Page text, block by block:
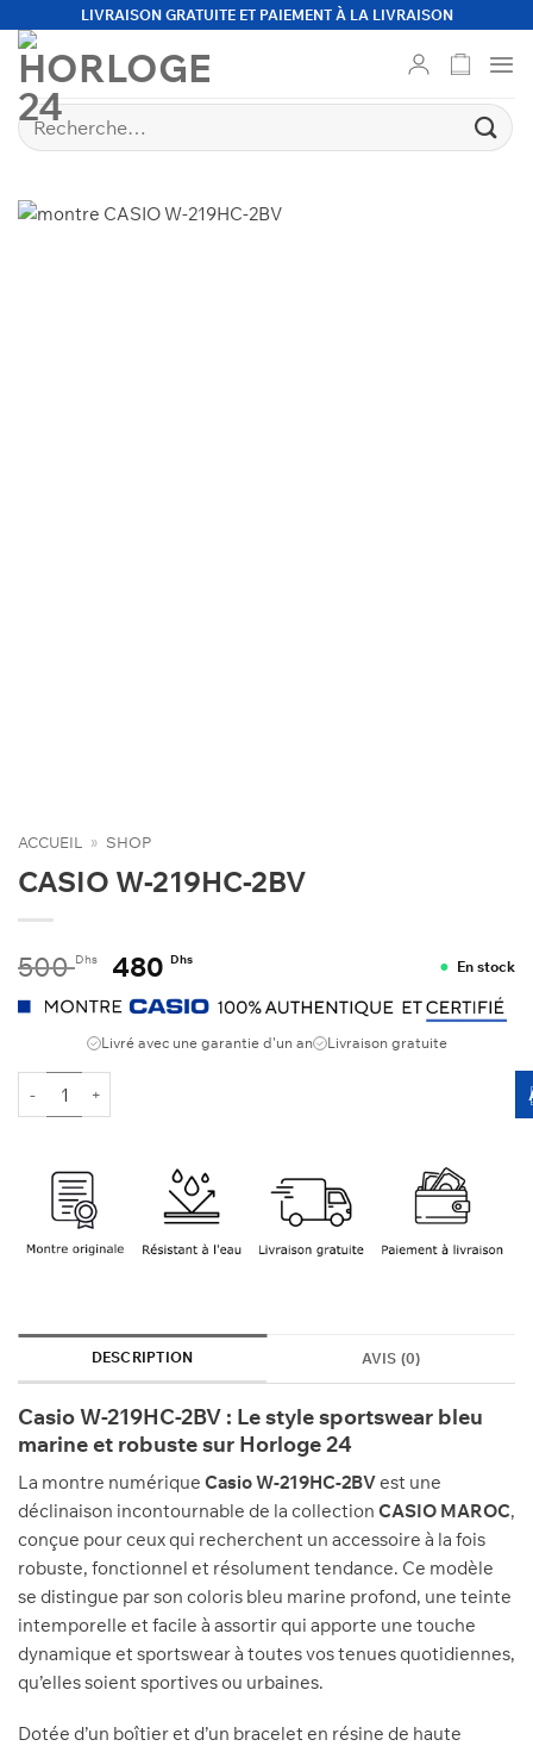
contenu
LIVRAISON GRATUITE ET PAIEMENT À LA LIVRAISON
Recherche
pour :
ACCUEIL » SHOP
CASIO W-219HC-2BV
500Dhs Le
prix
initial
était :
500 Dhs.
480 DhsLe
prix
actuel
est :
En stock
Livré avec une garantie d'un an Livraison gratuite
DESCRIPTION AVIS (0)
Casio W-219HC-2BV : Le style sportswear bleu
marine et robuste sur Horloge 24
La montre numérique Casio W-219HC-2BVest une
déclinaison incontournable de la collection CASIO MAROC,
conçue pour ceux qui recherchent un accessoire à la fois
robuste, fonctionnel et résolument tendance. Ce modèle
se distingue par son coloris bleu marine profond, une teinte
intemporelle et facile à assortir qui apporte une touche
dynamique et sportswear à toutes vos tenues quotidiennes,
qu’elles soient sportives ou urbaines.
Dotée d’un boîtier et d’un bracelet en résine de haute